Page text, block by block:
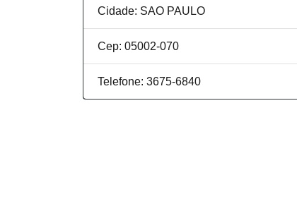
Cidade: SAO PAULO
Cep: 05002-070
Telefone: 3675-6840